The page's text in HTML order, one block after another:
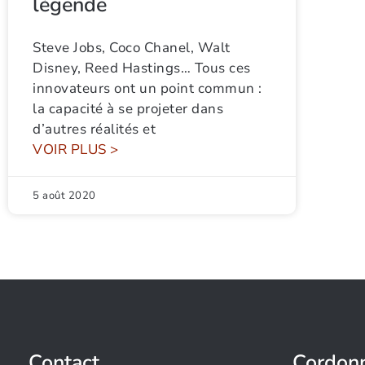
Steve Jobs, Coco Chanel, Walt
Disney, Reed Hastings… Tous ces
innovateurs ont un point commun :
la capacité à se projeter dans
d’autres réalités et
VOIR PLUS >
5 août 2020